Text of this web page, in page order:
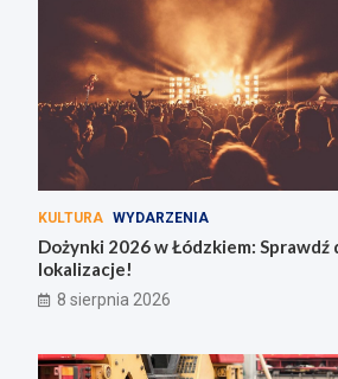
KULTURA WYDARZENIA
Dożynki 2026 w Łódzkiem: Sprawdź
lokalizacje!
8 sierpnia 2026